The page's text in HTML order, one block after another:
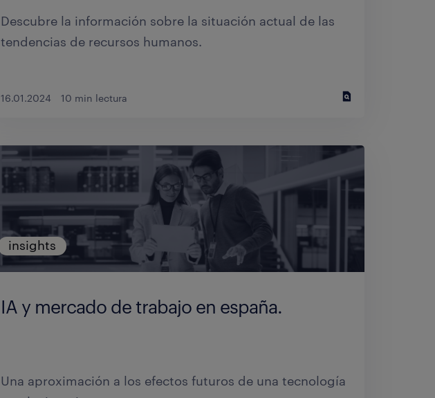
Descubre la información sobre la situación actual de las
tendencias de recursos humanos.
16.01.2024 10 min lectura
insights
IA y mercado de trabajo en españa.
Una aproximación a los efectos futuros de una tecnología